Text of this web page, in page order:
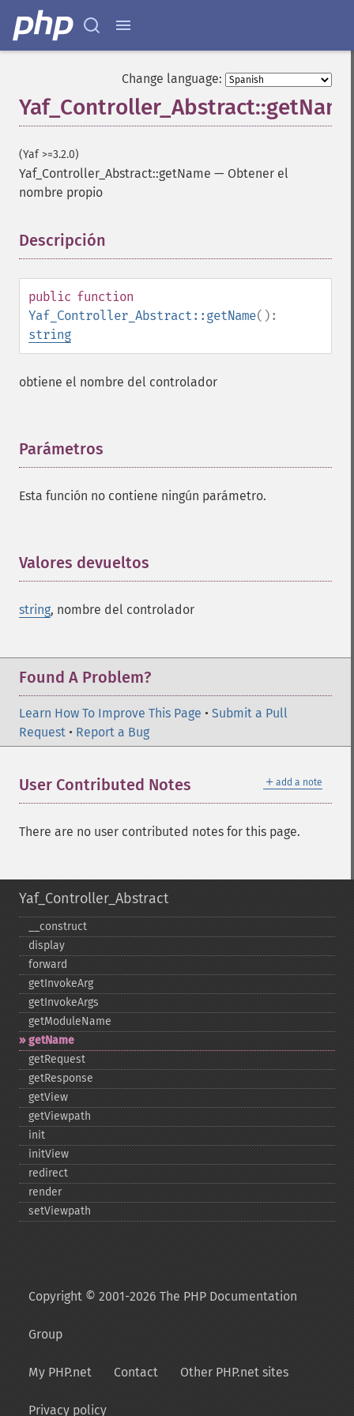
Change language:
(Yaf >=3.2.0)
Yaf_Controller_Abstract::getName — Obtener el
nombre propio
Descripción
public function
Yaf_Controller_Abstract::getName():
string
obtiene el nombre del controlador
Parámetros
Esta función no contiene ningún parámetro.
Valores devueltos
string, nombre del controlador
Found A Problem?
Learn How To Improve This Page • Submit a Pull
Request • Report a Bug
＋ add a note
User Contributed Notes
There are no user contributed notes for this page.
Yaf_Controller_Abstract
_​_​construct
display
forward
getInvokeArg
getInvokeArgs
getModuleName
getName
getRequest
getResponse
getView
getViewpath
init
initView
redirect
render
setViewpath
Copyright © 2001-2026 The PHP Documentation
Group
My PHP.net Contact Other PHP.net sites
Privacy policy